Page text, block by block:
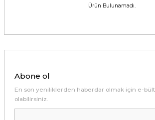
Ürün Bulunamadı.
Abone ol
En son yeniliklerden haberdar olmak için e-
olabilirsiniz.